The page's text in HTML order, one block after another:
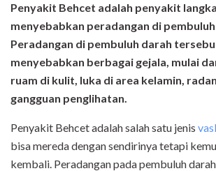
Penyakit Behcet adalah penyakit
menyebabkan peradangan di
Peradangan di pembuluh darah
menyebabkan berbagai gejala, mulai
ruam di kulit, luka di area kelamin,
gangguan penglihatan.
Penyakit Behcet adalah salah satu jenis
bisa mereda dengan sendirinya tetapi
kembali. Peradangan pada pembuluh